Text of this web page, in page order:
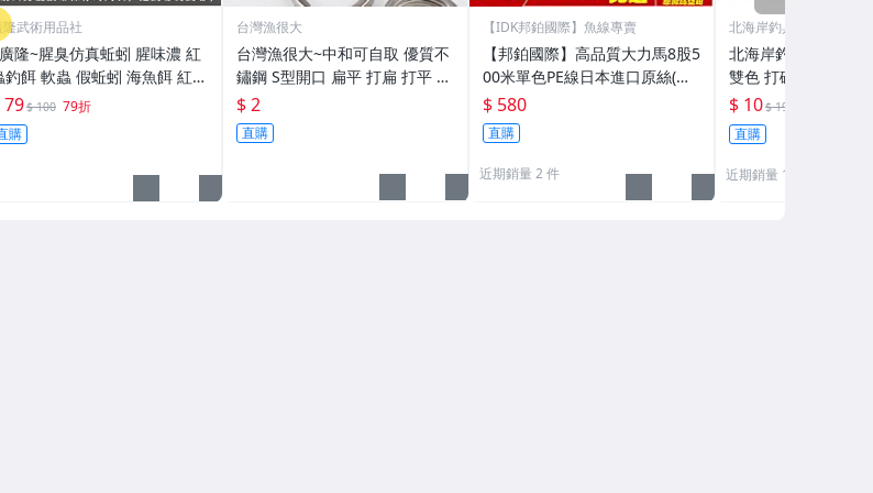
隆武術用品社
隆~腥臭仿真蚯蚓 腥味濃 紅
釣餌 軟蟲 假蚯蚓 海魚餌 紅蟲
亞餌 假餌 誘餌 仿生餌 擬餌
軟餌
79$ 100 79折
購
台灣漁很大
台灣漁很大~中和可自取 優質不
鏽鋼 S型開口 扁平 打扁 打平 路
亞 路亞 雙環 路亞環 雙圈 強力
路亞環
$ 2
直購
【IDK邦鉑國際】魚線專賣
【邦鉑國際】高品質大力馬8股5
00米單色PE線日本進口原絲(適
船釣竿/前打竿/路亞竿/磯釣竿/
灘釣竿及各種捲線器
$ 580
直購
近期銷量 2 件
北海岸釣具
北海岸釣具 5g亮片
雙色 打破SPOON無
專攻翹嘴鱸魚鯰魚福
魚)路亞旋轉湯匙假餌
$ 10$ 19
直購
近期銷量 11 件